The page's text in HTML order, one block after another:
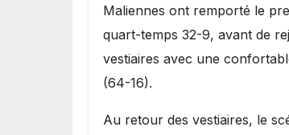
Maliennes ont remporté le
quart-temps 32-9, avant de
vestiaires avec une
(64-16).
Au retour des vestiaires, le